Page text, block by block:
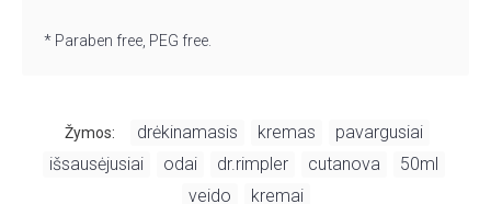
* Paraben free, PEG free.
Žymos: drėkinamasis kremas pavargusiai
išsausėjusiai odai dr.rimpler cutanova 50ml
veido kremai